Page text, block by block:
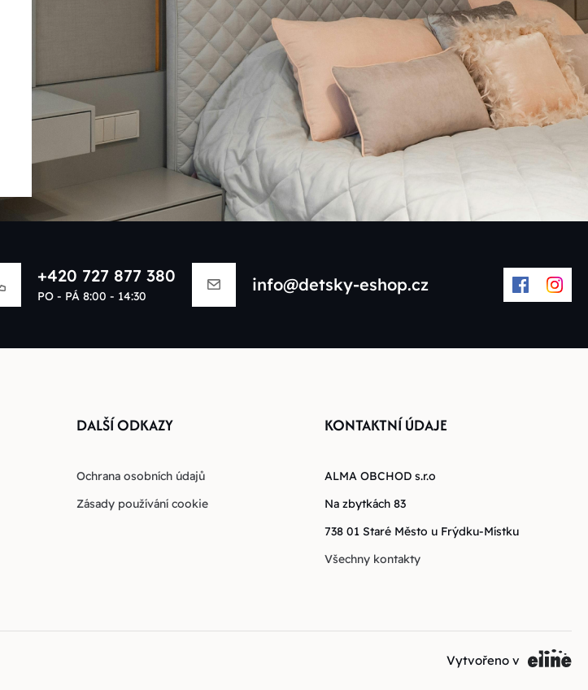
+420 727 877 380
PO - PÁ 8:00 - 14:30
info@detsky-eshop.cz
DALŠÍ ODKAZY
Ochrana osobních údajů
Zásady používání cookie
KONTAKTNÍ ÚDAJE
ALMA OBCHOD s.r.o
Na zbytkách 83
738 01 Staré Město u Frýdku-Místku
Všechny kontakty
Vytvořeno v